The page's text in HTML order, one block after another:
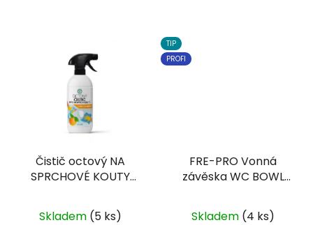
Čistič octový NA
SPRCHOVÉ KOUTY
Skladem (5 ks)
TIP
PROFI
FRE-PRO Vonná
závěska WC BOWL
Skladem (4 ks)